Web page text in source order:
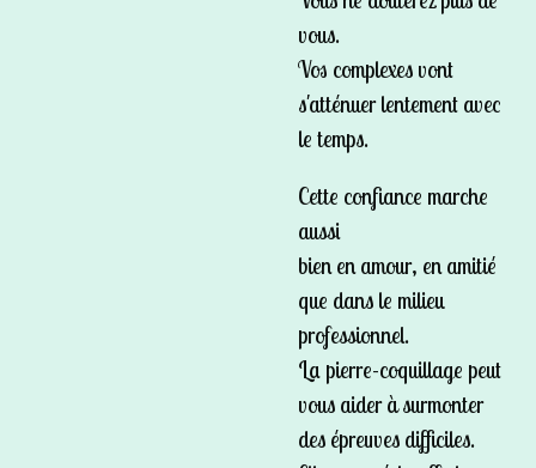
vous.
Vos complexes vont
s'atténuer lentement avec
le temps.
Cette confiance marche
aussi
bien en amour, en amitié
que dans le milieu
professionnel.
La pierre-coquillage peut
vous aider à surmonter
des épreuves difficiles.